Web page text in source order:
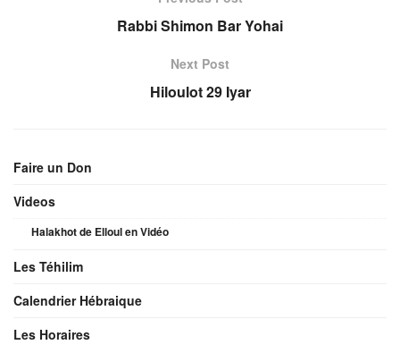
Rabbi Shimon Bar Yohai
Next Post
Hiloulot 29 Iyar
Faire un Don
Videos
Halakhot de Elloul en Vidéo
Les Téhilim
Calendrier Hébraique
Les Horaires